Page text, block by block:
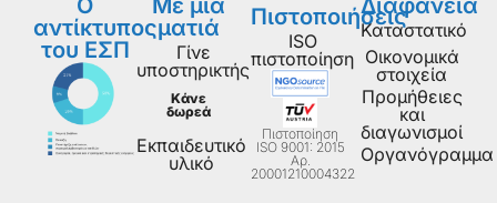
Ο
αντίκτυπος
του ΕΣΠ
Με μια
ματιά
Γίνε
υποστηρικτής
Κάνε
δωρεά
Εκπαιδευτικό
υλικό
Πιστοποιήσεις
ISO
πιστοποίηση
Πιστοποίηση
ISO 9001: 2015
Aρ.
20001210004322
Διαφάνεια
Καταστατικό
Οικονομικά
στοιχεία
Προμήθειες
και
διαγωνισμοί
Οργανόγραμμα